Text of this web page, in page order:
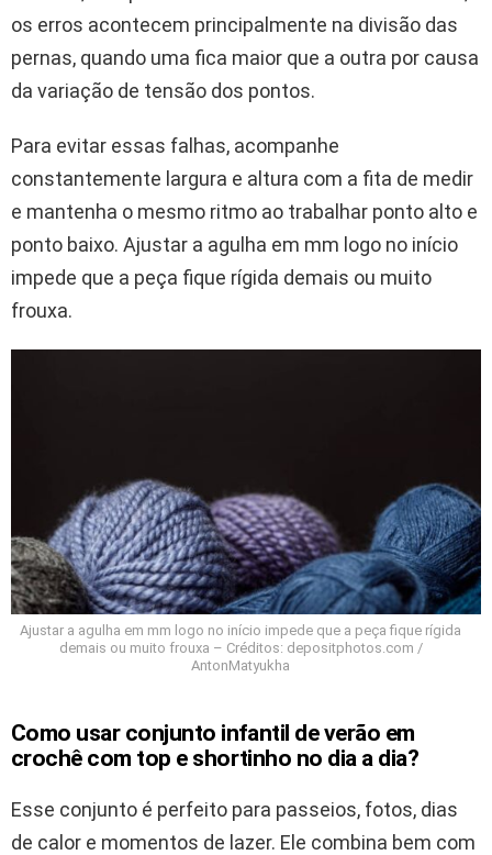
os erros acontecem principalmente na divisão das
pernas, quando uma fica maior que a outra por causa
da variação de tensão dos pontos.
Para evitar essas falhas, acompanhe
constantemente largura e altura com a fita de medir
e mantenha o mesmo ritmo ao trabalhar ponto alto e
ponto baixo. Ajustar a agulha em mm logo no início
impede que a peça fique rígida demais ou muito
frouxa.
Ajustar a agulha em mm logo no início impede que a peça fique rígida
demais ou muito frouxa – Créditos: depositphotos.com /
AntonMatyukha
Como usar conjunto infantil de verão em
crochê com top e shortinho no dia a dia?
Esse conjunto é perfeito para passeios, fotos, dias
de calor e momentos de lazer. Ele combina bem com